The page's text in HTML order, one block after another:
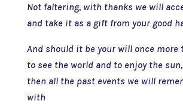
Not faltering, with thanks we will
and take it as a gift from your good
And should it be your will once more
to see the world and to enjoy the sun,
then all the past events we will
with